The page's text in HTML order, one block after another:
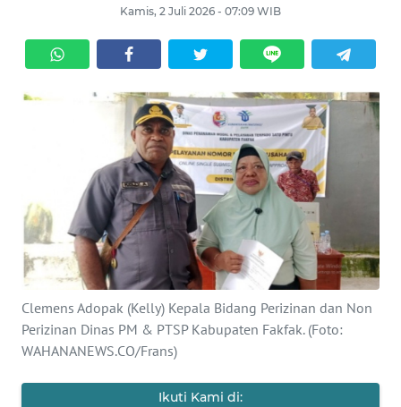
Kamis, 2 Juli 2026 - 07:09 WIB
Clemens Adopak (Kelly) Kepala Bidang Perizinan dan Non
Perizinan Dinas PM & PTSP Kabupaten Fakfak. (Foto:
WAHANANEWS.CO/Frans)
Ikuti Kami di:
SERBI
KONTAK
KAMI
INFO
IKLAN